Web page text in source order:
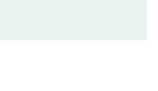
場，經典八孔加上全防